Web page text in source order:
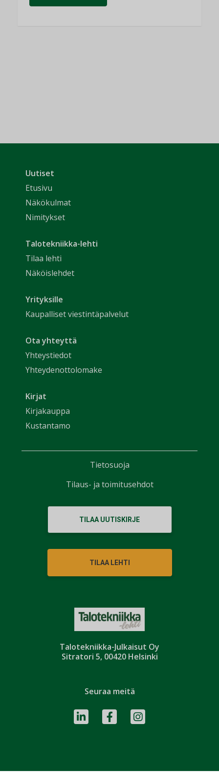
Talotekniikka-Julkaisut Oy
Sitratori 5, 00420 Helsinki
Uutiset
Etusivu
Näkökulmat
Nimitykset
Talotekniikka-lehti
Tilaa lehti
Näköislehdet
Yrityksille
Kaupalliset viestintäpalvelut
Ota yhteyttä
Yhteystiedot
Yhteydenottolomake
Kirjat
Kirjakauppa
Kustantamo
TILAA UUTISKIRJE
TILAA LEHTI
Seuraa meitä
Tietosuoja
Tilaus- ja toimitusehdot